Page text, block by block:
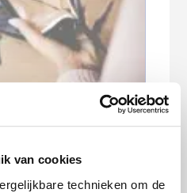
van cookies
technieken om de